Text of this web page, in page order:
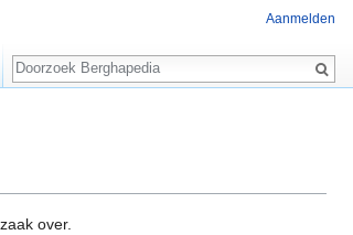
over.
Aanmelden
Zoeken